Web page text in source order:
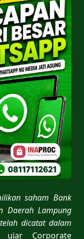
saham Bank
Daerah Lampung
dicatat dalam
Corporate